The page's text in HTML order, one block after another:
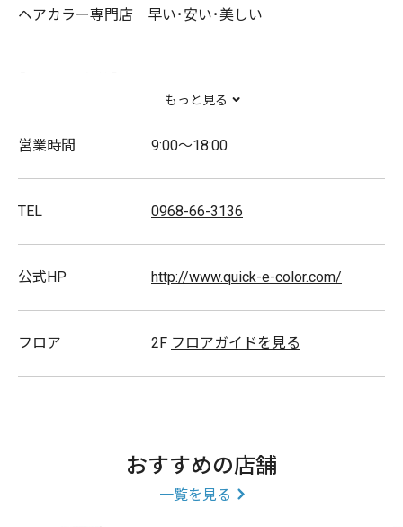
ヘアカラー専門店 早い･安い･美しい
全体染め(シャンプー込) 3,000円(税込)
ロング料金 +500円(税込)
ヘナ染め(シャンプー込) 3,500円(税込)
取扱商品
もっと見る
営業時間 9:00～18:00
TEL 0968-66-3136
公式HP http://www.quick-e-color.com/
フロア 2F フロアガイドを見る
おすすめの店舗
一覧を見る